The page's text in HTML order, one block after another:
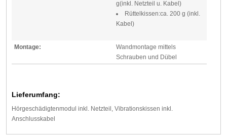
g(inkl. Netzteil u. Kabel)
Rüttelkissen:ca. 200 g (inkl.
Kabel)
Montage:
Wandmontage mittels
Schrauben und Dübel
Lieferumfang:
Hörgeschädigtenmodul inkl. Netzteil, Vibrationskissen inkl.
Anschlusskabel